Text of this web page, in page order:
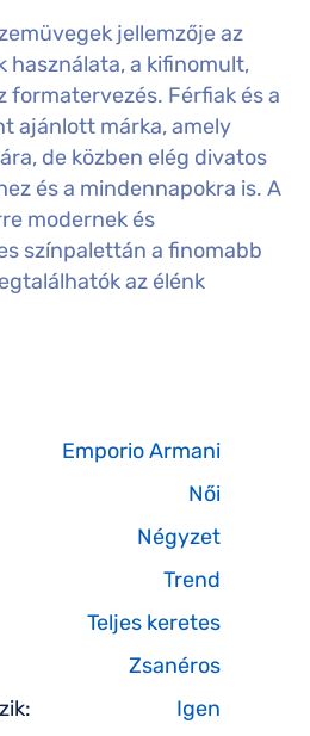
jellemzője az
használata, a kifinomult,
formatervezés. Férfiak és a
ajánlott márka, amely
de közben elég divatos
és a mindennapokra is. A
modernek és
színpalettán a finomabb
az élénk
Emporio Armani
Női
Négyzet
Trend
Teljes keretes
Zsanéros
Igen